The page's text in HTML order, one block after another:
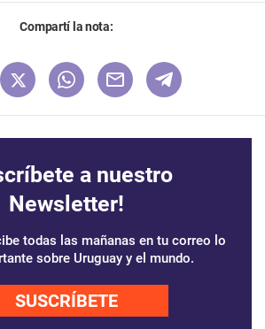
Compartí la nota:
a nuestro
Newsletter!
todas las mañanas en tu correo lo
sobre Uruguay y el mundo.
SUSCRÍBETE